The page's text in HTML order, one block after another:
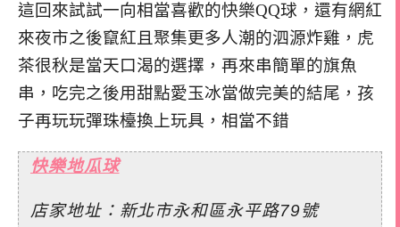
這回來試試一向相當喜歡的快樂QQ球，還有網紅
來夜市之後竄紅且聚集更多人潮的泗源炸雞，虎
茶很秋是當天口渴的選擇，再來串簡單的旗魚
串，吃完之後用甜點愛玉冰當做完美的結尾，孩
子再玩玩彈珠檯換上玩具，相當不錯
快樂地瓜球
店家地址：新北市永和區永平路79號